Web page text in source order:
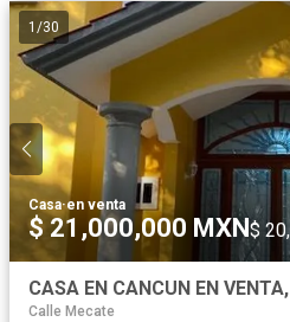
1 /30
Casa·en venta
$ 21,000,000 MXN $
CASA EN CANCUN EN
Calle Mecate